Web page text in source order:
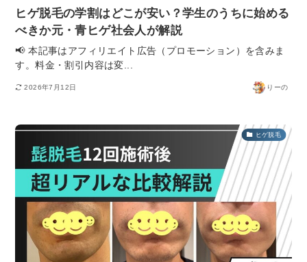
ヒゲ脱毛の学割はどこが安い？学生のうちに始める
べきか元・青ヒゲ社会人が解説
📢 本記事はアフィリエイト広告（プロモーション）を含みま
す。料金・割引内容は変...
2026年7月12日 りーの
ヒゲ脱毛